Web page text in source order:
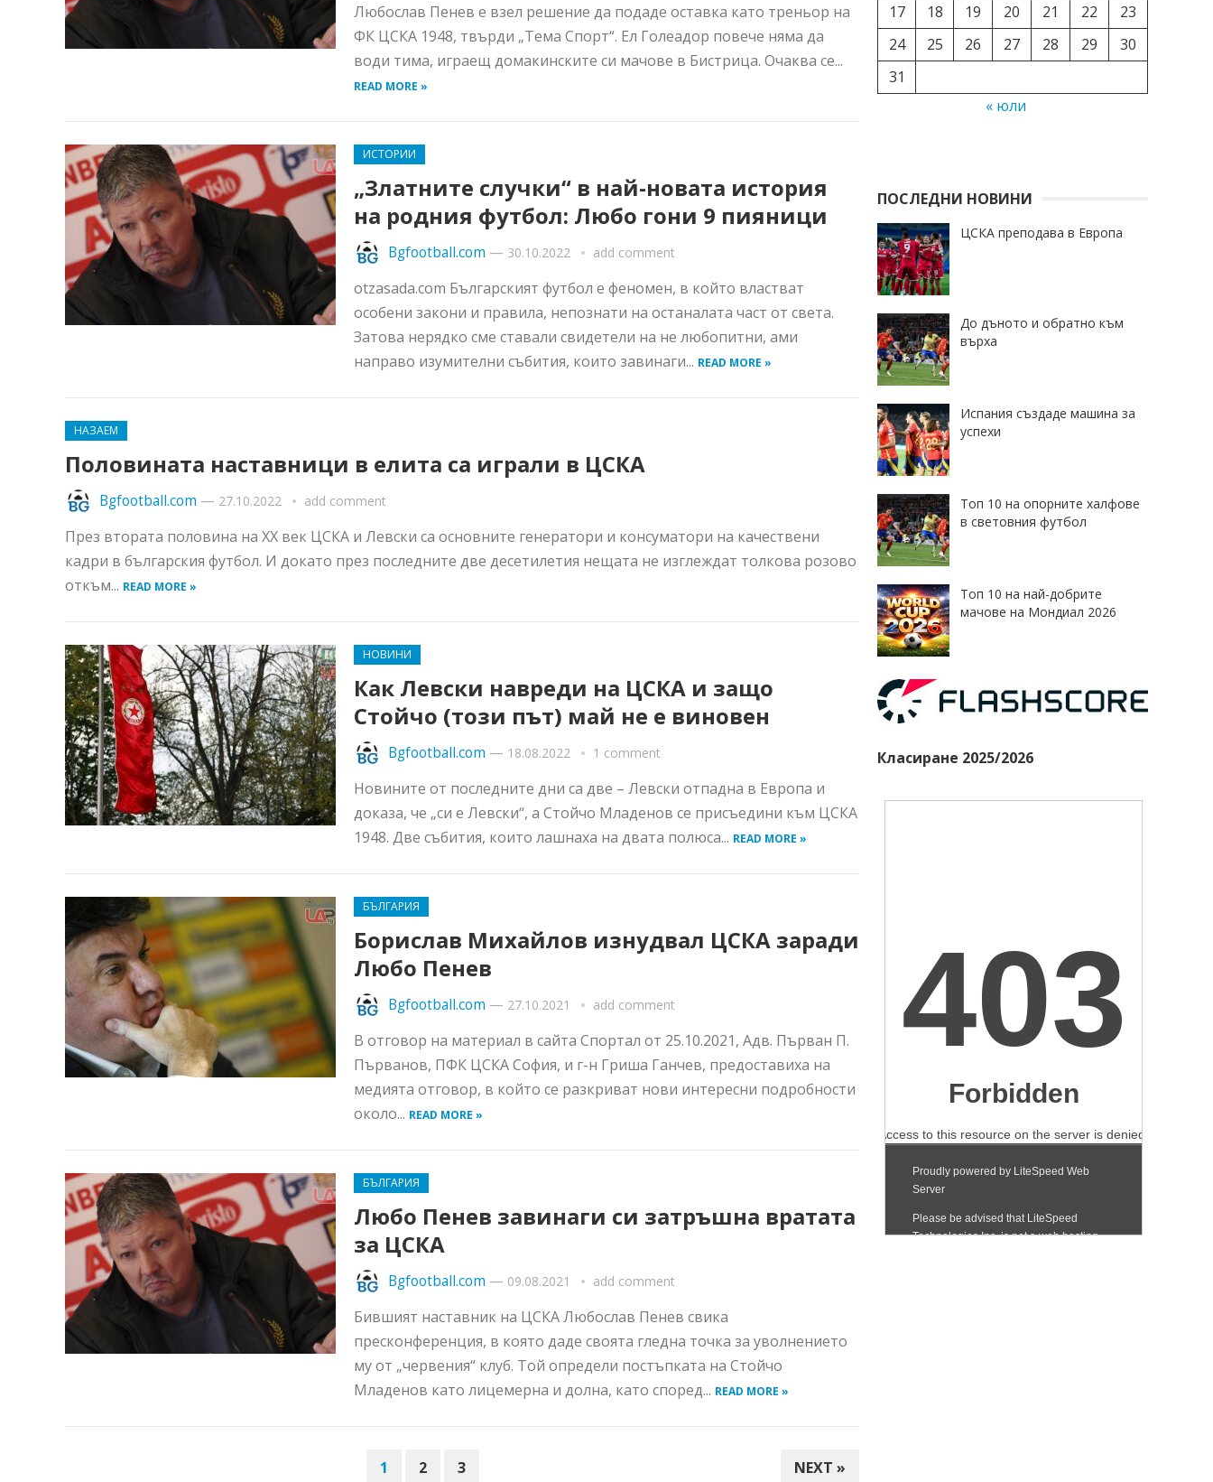
Любослав Пенев е взел решение да подаде оставка като треньор на
ФК ЦСКА 1948, твърди „Тема Спорт“. Ел Голеадор повече няма да
води тима, играещ домакинските си мачове в Бистрица. Очаква се...
READ MORE »
ИСТОРИИ
„Златните случки“ в най-новата история
на родния футбол: Любо гони 9 пияници
Bgfootball.com — 30.10.2022 add comment
otzasada.com Българският футбол е феномен, в който властват
особени закони и правила, непознати на останалата част от света.
Затова нерядко сме ставали свидетели на не любопитни, ами
направо изумителни събития, които завинаги... READ MORE »
НАЗАЕМ
Половината наставници в елита са играли в ЦСКА
Bgfootball.com — 27.10.2022 add comment
През втората половина на ХХ век ЦСКА и Левски са основните генератори и консуматори на качествени
кадри в българския футбол. И докато през последните две десетилетия нещата не изглеждат толкова розово
откъм... READ MORE »
НОВИНИ
Как Левски навреди на ЦСКА и защо
Стойчо (този път) май не е виновен
Bgfootball.com — 18.08.2022 1 comment
Новините от последните дни са две – Левски отпадна в Европа и
доказа, че „си е Левски“, а Стойчо Младенов се присъедини към ЦСКА
1948. Две събития, които лашнаха на двата полюса... READ MORE »
БЪЛГАРИЯ
Борислав Михайлов изнудвал ЦСКА заради
Любо Пенев
Bgfootball.com — 27.10.2021 add comment
В отговор на материал в сайта Спортал от 25.10.2021, Адв. Първан П.
Първанов, ПФК ЦСКА София, и г-н Гриша Ганчев, предоставиха на
медията отговор, в който се разкриват нови интересни подробности
около... READ MORE »
БЪЛГАРИЯ
Любо Пенев завинаги си затръшна вратата
за ЦСКА
Bgfootball.com — 09.08.2021 add comment
Бившият наставник на ЦСКА Любослав Пенев свика
пресконференция, в която даде своята гледна точка за уволнението
му от „червения“ клуб. Той определи постъпката на Стойчо
Младенов като лицемерна и долна, като според... READ MORE »
1 2 3 NEXT »
17
18 19 20 21 22
23
24
25 26 27 28 29
30
31
« юли
ПОСЛЕДНИ НОВИНИ
ЦСКА преподава в Европа
До дъното и обратно към
върха
Испания създаде машина за
успехи
Топ 10 на опорните халфове
в световния футбол
Топ 10 на най-добрите
мачове на Мондиал 2026
Класиране 2025/2026